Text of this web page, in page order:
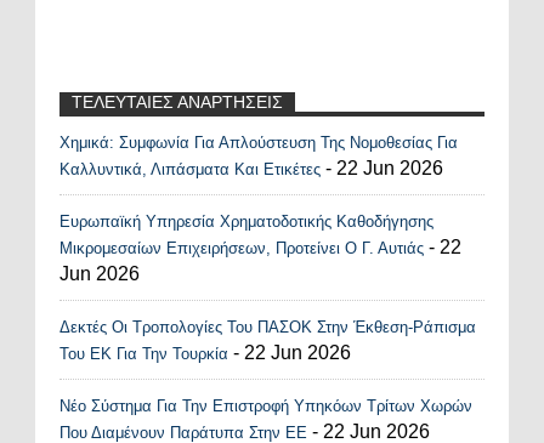
ΤΕΛΕΥΤΑΙΕΣ ΑΝΑΡΤΗΣΕΙΣ
Recent Posts Widget
Χημικά: Συμφωνία Για Απλούστευση Της Νομοθεσίας Για
Καλλυντικά, Λιπάσματα Και Ετικέτες - 22 Jun 2026
Ευρωπαϊκή Υπηρεσία Χρηματοδοτικής Καθοδήγησης
Μικρομεσαίων Επιχειρήσεων, Προτείνει Ο Γ. Αυτιάς - 22
Jun 2026
Δεκτές Οι Τροπολογίες Του ΠΑΣΟΚ Στην Έκθεση-Ράπισμα
Του ΕΚ Για Την Τουρκία - 22 Jun 2026
Νέο Σύστημα Για Την Επιστροφή Υπηκόων Τρίτων Χωρών
Που Διαμένουν Παράτυπα Στην ΕΕ - 22 Jun 2026